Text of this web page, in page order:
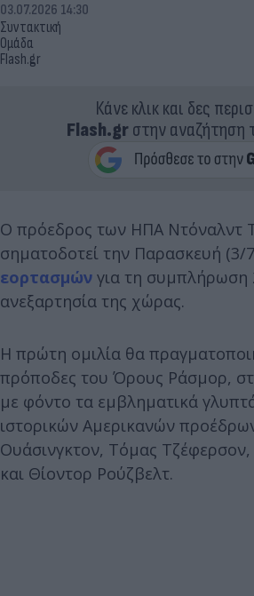
Συντακτική
Ομάδα
Flash.gr
03.07.2026 14:30
Κάνε κλικ και δες
Flash.grστην αναζήτηση
Ο πρόεδρος των ΗΠΑ Ντόναλντ
σηματοδοτεί την Παρασκευή (3/
εορτασμών για τη συμπλήρωση
ανεξαρτησία της χώρας.
Η πρώτη ομιλία θα
πρόποδες του Όρους Ράσμορ,
με φόντο τα εμβληματικά
ιστορικών Αμερικανών
Ουάσινγκτον, Τόμας
και Θίοντορ Ρούζβελτ.